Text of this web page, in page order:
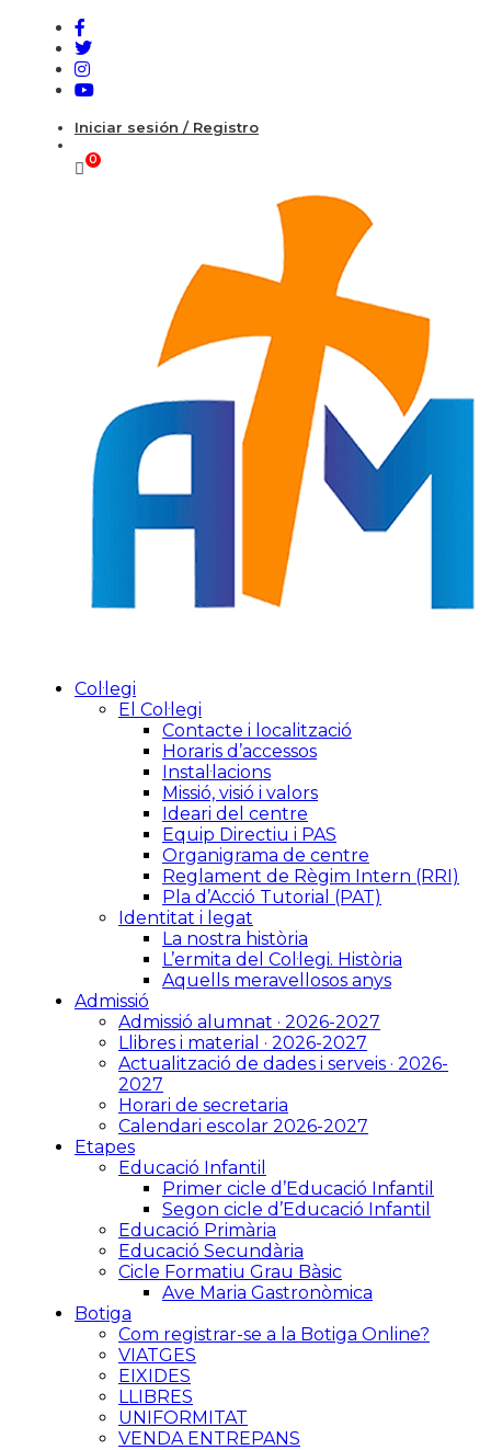
Iniciar sesión / Registro
Col·legi
El Col·legi
Contacte i localització
Horaris d’accessos
Instal·lacions
Missió, visió i valors
Ideari del centre
Equip Directiu i PAS
Organigrama de centre
Reglament de Règim Intern (RRI)
Pla d’Acció Tutorial (PAT)
Identitat i legat
La nostra història
L’ermita del Col·legi. Història
Aquells meravellosos anys
Admissió
Admissió alumnat · 2026-2027
Llibres i material · 2026-2027
Actualització de dades i serveis · 2026-
2027
Horari de secretaria
Calendari escolar 2026-2027
Etapes
Educació Infantil
Primer cicle d’Educació Infantil
Segon cicle d’Educació Infantil
Educació Primària
Educació Secundària
Cicle Formatiu Grau Bàsic
Ave Maria Gastronòmica
Botiga
Com registrar-se a la Botiga Online?
VIATGES
EIXIDES
LLIBRES
UNIFORMITAT
VENDA ENTREPANS